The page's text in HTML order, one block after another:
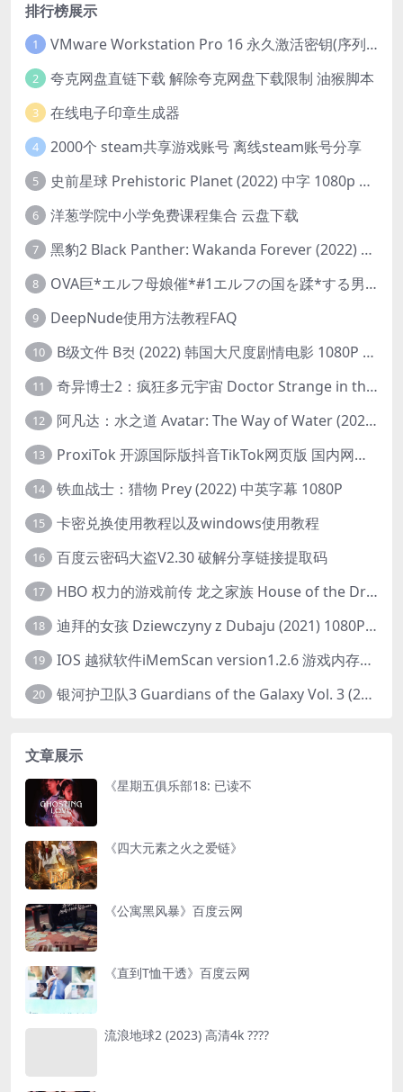
排行榜展示
1 VMware Workstation Pro 16 永久激活密钥(序列号)
2 夸克网盘直链下载 解除夸克网盘下载限制 油猴脚本
3 在线电子印章生成器
4 2000个 steam共享游戏账号 离线steam账号分享
5 史前星球 Prehistoric Planet (2022) 中字 1080p 高清 阿里云盘 2022.5.27已更新全集
6 洋葱学院中小学免费课程集合 云盘下载
7 黑豹2 Black Panther: Wakanda Forever (2022) 高清版
8 OVA巨*エルフ母娘催*#1エルフの国を蹂*する男。汚された女王と姫
9 DeepNude使用方法教程FAQ
10 B级文件 B컷 (2022) 韩国大尺度剧情电影 1080P 中字
11 奇异博士2：疯狂多元宇宙 Doctor Strange in the Multiverse of Madness (2022) 高清版1080p
12 阿凡达：水之道 Avatar: The Way of Water (2022) 1080p 2k 4k 中文字幕
13 ProxiTok 开源国际版抖音TikTok网页版 国内网络直连
14 铁血战士：猎物 Prey (2022) 中英字幕 1080P
15 卡密兑换使用教程以及windows使用教程
16 百度云密码大盗V2.30 破解分享链接提取码
17 HBO 权力的游戏前传 龙之家族 House of the Dragon (2022) 中字 1080P 更新4集
18 迪拜的女孩 Dziewczyny z Dubaju (2021) 1080P 中字
19 IOS 越狱软件iMemScan version1.2.6 游戏内存修改器
20 银河护卫队3 Guardians of the Galaxy Vol. 3 (2023)4K高清资源1080p只分享精品
文章展示
《星期五俱乐部18: 已读不
《四大元素之火之爱链》
《公寓黑风暴》百度云网
《直到T恤干透》百度云网
流浪地球2 (2023) 高清4k ????